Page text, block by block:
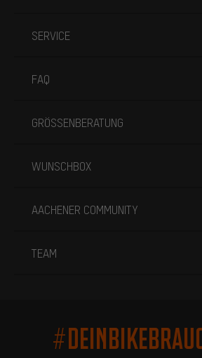
SERVICE
FAQ
GRÖSSENBERATUNG
WUNSCHBOX
AACHENER COMMUNITY
TEAM